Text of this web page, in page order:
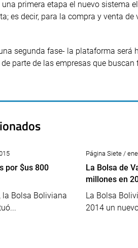
una primera etapa el nuevo sistema
es decir, para la compra y venta
segunda fase- la plataforma
parte de las empresas que buscan
por $us 800
la Bolsa Boliviana
Página Siete /
La Bolsa de
millones en
La Bolsa
2014 un